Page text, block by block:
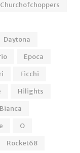
Churchofchoppers
Daytona
Epoca
Ficchi
Hilights
O
Rocket68